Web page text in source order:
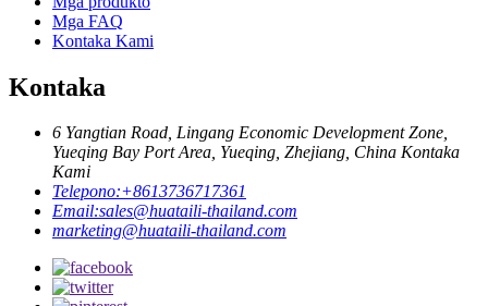
Mga FAQ
Kontaka Kami
Kontaka
6 Yangtian Road, Lingang Economic Development Zone,
Yueqing Bay Port Area, Yueqing, Zhejiang, China Kontaka
Kami
Telepono:+8613736717361
Email:sales@huataili-thailand.com
marketing@huataili-thailand.com